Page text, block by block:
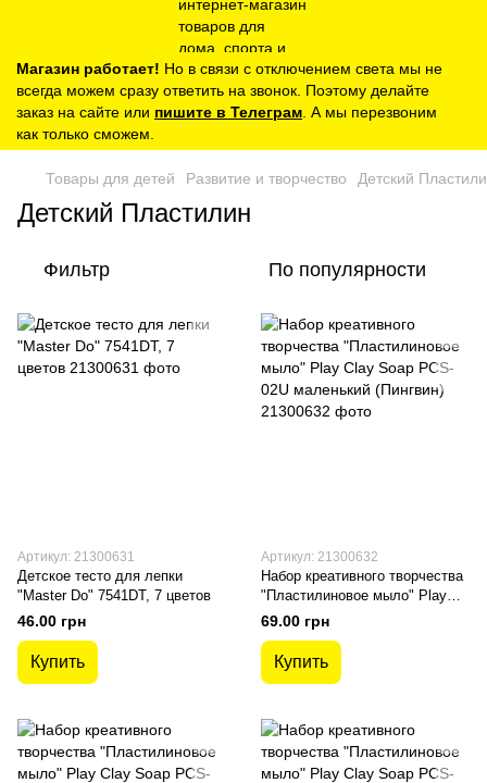
Магазин работает! Но в связи с отключением света мы не
всегда можем сразу ответить на звонок. Поэтому делайте
заказ на сайте или пишите в Телеграм . А мы перезвоним
как только сможем.
Товары для детей Развитие и творчество Детский
Детский Пластилин
Фильтр По популярности
Артикул: 21300631
Детское тесто для лепки
"Master Do" 7541DT, 7 цветов
46.00 грн
Купить
Артикул: 21300632
Набор креативного творчества
"Пластилиновое мыло" Play
Clay Soap PCS-02U маленький
(Пингвин)
69.00 грн
Купить